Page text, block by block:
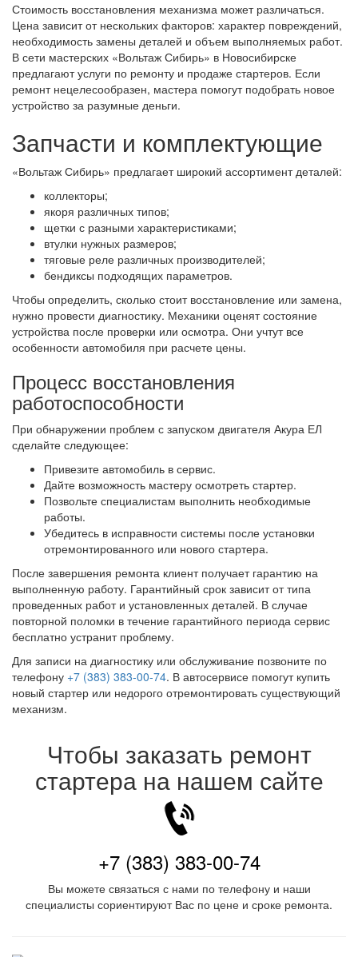
Стоимость восстановления механизма может различаться.
Цена зависит от нескольких факторов: характер повреждений,
необходимость замены деталей и объем выполняемых работ.
В сети мастерских «Вольтаж Сибирь» в Новосибирске
предлагают услуги по ремонту и продаже стартеров. Если
ремонт нецелесообразен, мастера помогут подобрать новое
устройство за разумные деньги.
Запчасти и комплектующие
«Вольтаж Сибирь» предлагает широкий ассортимент деталей:
коллекторы;
якоря различных типов;
щетки с разными характеристиками;
втулки нужных размеров;
тяговые реле различных производителей;
бендиксы подходящих параметров.
Чтобы определить, сколько стоит восстановление или замена,
нужно провести диагностику. Механики оценят состояние
устройства после проверки или осмотра. Они учтут все
особенности автомобиля при расчете цены.
Процесс восстановления
работоспособности
При обнаружении проблем с запуском двигателя Акура ЕЛ
сделайте следующее:
Привезите автомобиль в сервис.
Дайте возможность мастеру осмотреть стартер.
Позвольте специалистам выполнить необходимые
работы.
Убедитесь в исправности системы после установки
отремонтированного или нового стартера.
После завершения ремонта клиент получает гарантию на
выполненную работу. Гарантийный срок зависит от типа
проведенных работ и установленных деталей. В случае
повторной поломки в течение гарантийного периода сервис
бесплатно устранит проблему.
Для записи на диагностику или обслуживание позвоните по
телефону +7 (383) 383-00-74. В автосервисе помогут купить
новый стартер или недорого отремонтировать существующий
механизм.
Чтобы заказать ремонт
стартера на нашем сайте
+7 (383) 383-00-74
Вы можете связаться с нами по телефону и наши
специалисты сориентируют Вас по цене и сроке ремонта.